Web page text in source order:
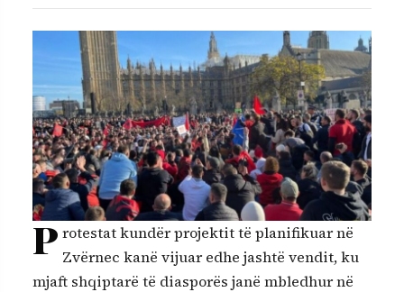
Protestat kundër projektit të planifikuar në
Zvërnec kanë vijuar edhe jashtë vendit, ku
mjaft shqiptarë të diasporës janë mbledhur në